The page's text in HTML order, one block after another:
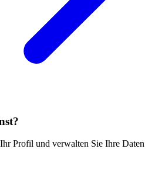
Profil und verwalten Sie Ihre Daten